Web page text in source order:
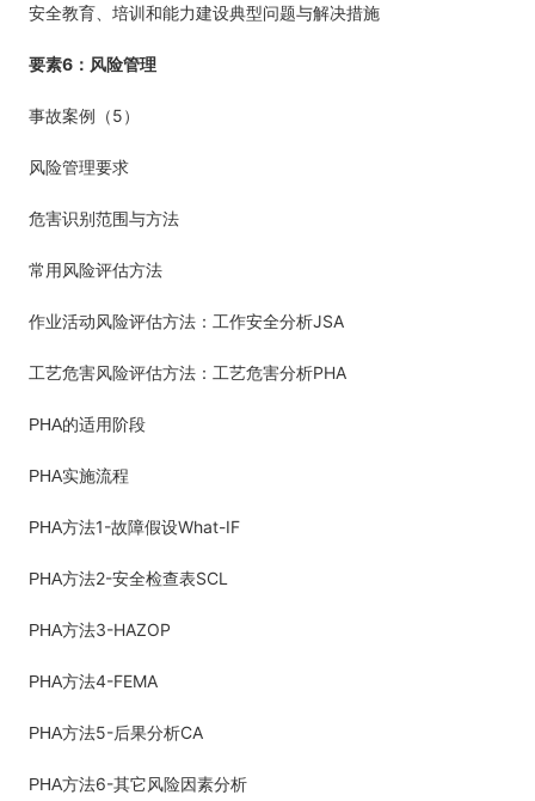
安全教育、培训和能力建设典型问题与解决措施
要素6 ：风险管理
事故案例（5）
风险管理要求
危害识别范围与方法
常用风险评估方法
作业活动风险评估方法：工作安全分析JSA
工艺危害风险评估方法：工艺危害分析PHA
PHA的适用阶段
PHA实施流程
PHA方法1-故障假设What-IF
PHA方法2-安全检查表SCL
PHA方法3-HAZOP
PHA方法4-FEMA
PHA方法5-后果分析CA
PHA方法6-其它风险因素分析